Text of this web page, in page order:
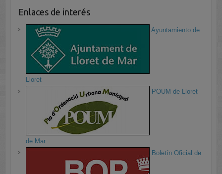
Enlaces de interés
Ayuntamiento de
Lloret
POUM de Lloret
de Mar
Boletín Oficial de